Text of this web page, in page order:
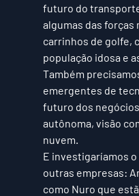
futuro do
algumas das forças
carrinhos de golfe,
população idosa e
Também
emergentes de
futuro dos
autônoma, visão
nuvem
E investigaríamos
outras empresas:
como Nuro que